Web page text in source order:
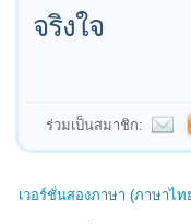
จริงใจ
ร่วมเป็นสมาชิก:
เวอร์ชั่นสองภาษา (ภาษาไท